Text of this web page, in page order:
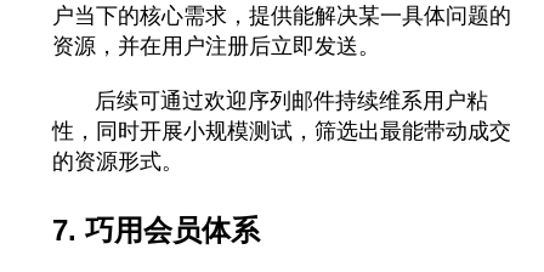
户当下的核心需求，提供能解决某一具体问题的
资源，并在用户注册后立即发送。
后续可通过欢迎序列邮件持续维系用户粘
性，同时开展小规模测试，筛选出最能带动成交
的资源形式。
7. 巧用会员体系